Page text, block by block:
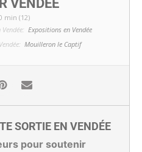
VENDÉE
min (12)
Expositions en Vendée
Mouilleron le Captif
SORTIE EN VENDÉE
pour soutenir